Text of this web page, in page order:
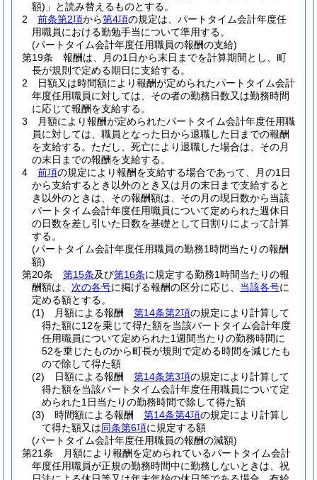
額) 」と読み替えるものとする。
2
前条第2項から第4項の規定は、パートタイム会計年度任
用職員における勤勉手当について準用する。
(パートタイム会計年度任用職員の報酬の支給)
第19条
報酬は、月の1日から末日までを計算期間とし、町
長が規則で定める期日に支給する。
2
日額又は時間額により報酬が定められたパートタイム会計
年度任用職員に対しては、その者の勤務日数又は勤務時間
に応じて報酬を支給する。
3
月額により報酬が定められたパートタイム会計年度任用職
員に対しては、職員となった日から退職した日までの報酬
を支給する。 ただし、死亡により退職した場合は、その月
の末日までの報酬を支給する。
4
前項の規定により報酬を支給する場合であって、月の1日
から支給するとき以外のとき又は月の末日まで支給すると
き以外のときは、その報酬額は、その月の現日数から当該
パートタイム会計年度任用職員について定められた週休日
の日数を差し引いた日数を基礎として日割りによって計算
する。
(パートタイム会計年度任用職員の勤務1時間当たりの報酬
額)
第20条
第15条及び第16条に規定する勤務1時間当たりの報
酬額は、 次の各号に掲げる報酬の区分に応じ、 当該各号に
定める額とする。
(1)
月額による報酬 第14条第2項の規定により計算して
得た額に12を乗じて得た額を当該パートタイム会計年度
任用職員について定められた1週間当たりの勤務時間に
52を乗じたものから町長が規則で定める時間を減じたも
ので除して得た額
(2)
日額による報酬 第14条第3項の規定により計算して
得た額を当該パートタイム会計年度任用職員について定
められた1日当たりの勤務時間で除して得た額
(3)
時間額による報酬 第14条第4項の規定により計算し
て得た額又は同条第6項に規定する額
(パートタイム会計年度任用職員の報酬の減額)
第21条
月額により報酬を定められているパートタイム会計
年度任用職員が正規の勤務時間中に勤務しないときは、祝